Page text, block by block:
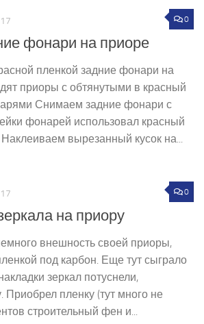
0
фонари на приоре
пленкой задние фонари на
приоры с обтянутыми в красный
Снимаем задние фонари с
фонарей использовал красный
вырезанный кусок на...
0
на приору
внешность своей приоры,
под карбон. Еще тут сыграло
зеркал потуснели,
Приобрел пленку (тут много не
строительный фен и...